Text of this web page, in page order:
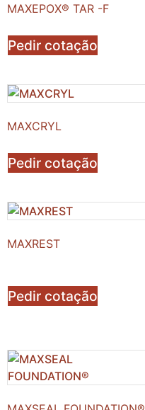
MAXEPOX® TAR -F
Pedir cotação
MAXCRYL
Pedir cotação
MAXREST
Pedir cotação